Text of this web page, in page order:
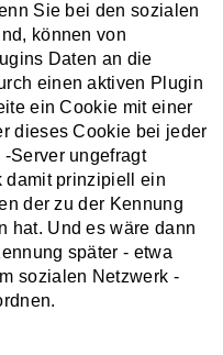
Sie bei den sozialen
können von
Daten an die
einen aktiven Plugin
ein Cookie mit einer
dieses Cookie bei jeder
Server ungefragt
damit prinzipiell ein
der zu der Kennung
hat. Und es wäre dann
später - etwa
sozialen Netzwerk -